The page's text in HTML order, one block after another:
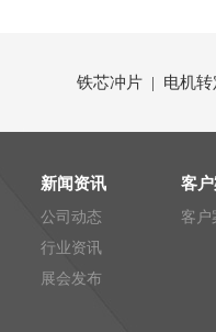
铁芯冲片 | 电机
新闻资讯 客
公司动态
行业资讯
展会发布
客户